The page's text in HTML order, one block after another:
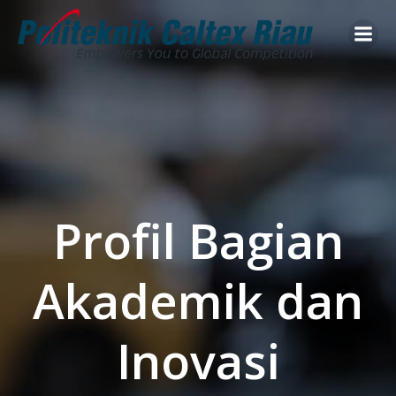
to
content
Profil Bagian
Akademik dan
Inovasi